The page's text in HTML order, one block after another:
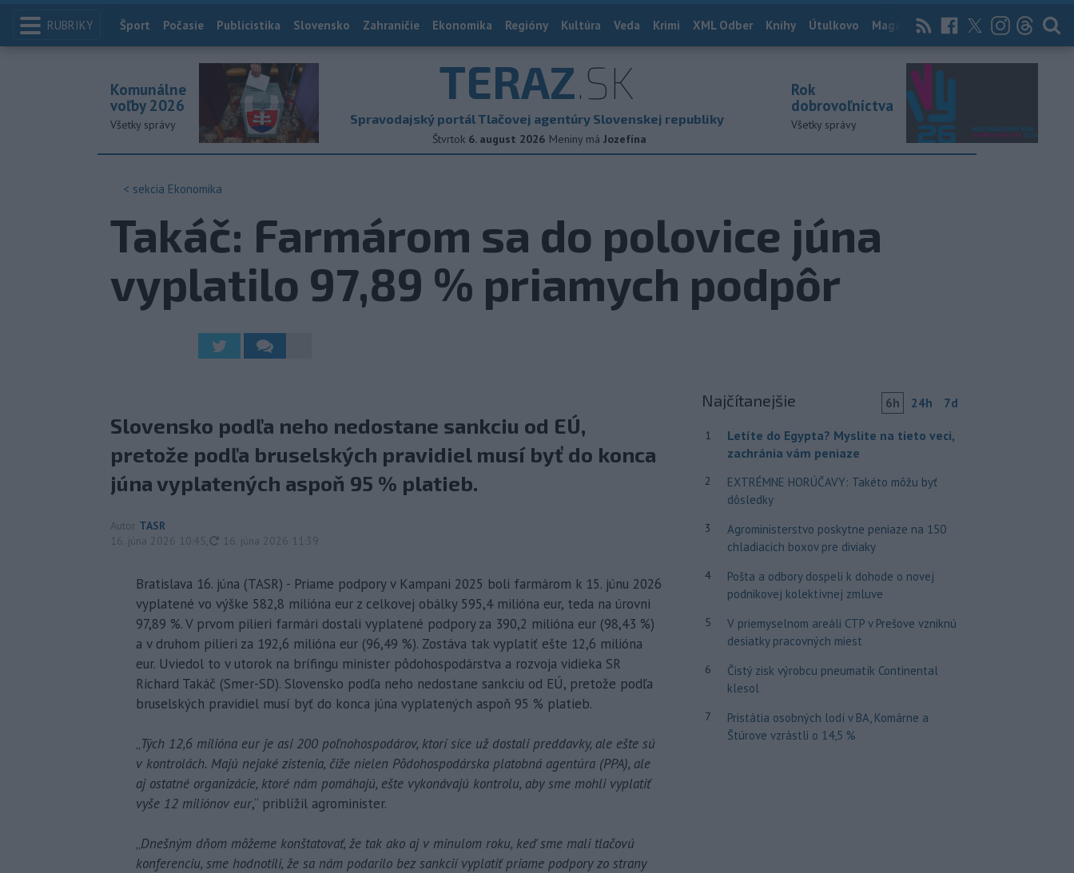
RUBRIKY Index
Šport Počasie Publicistika Slovensko Zahraničie Ekonomika Regióny Kultúra Veda Krimi XML Odber Knihy Útulkovo Magazín News Now Archív
TERAZ.SK
Spravodajský portál Tlačovej agentúry Slovenskej republiky
Štvrtok 6. august 2026 Meniny má Jozefína
Komunálne
voľby 2026
Všetky správy
Rok
dobrovoľníctva
Všetky správy
< sekcia Ekonomika
Takáč: Farmárom sa do polovice júna
vyplatilo 97,89 % priamych podpôr
Slovensko podľa neho nedostane sankciu od EÚ,
pretože podľa bruselských pravidiel musí byť do konca
júna vyplatených aspoň 95 % platieb.
Autor TASR
16. júna 2026 10:45
aktualizované
16. júna 2026 11:39
Bratislava 16. júna (TASR) - Priame podpory v Kampani 2025 boli farmárom k 15. júnu 2026
vyplatené vo výške 582,8 milióna eur z celkovej obálky 595,4 milióna eur, teda na úrovni
97,89 %. V prvom pilieri farmári dostali vyplatené podpory za 390,2 milióna eur (98,43 %)
a v druhom pilieri za 192,6 milióna eur (96,49 %). Zostáva tak vyplatiť ešte 12,6 milióna
eur. Uviedol to v utorok na brífingu minister pôdohospodárstva a rozvoja vidieka SR
Richard Takáč (Smer-SD). Slovensko podľa neho nedostane sankciu od EÚ, pretože podľa
bruselských pravidiel musí byť do konca júna vyplatených aspoň 95 % platieb.
„Tých 12,6 milióna eur je asi 200 poľnohospodárov, ktorí síce už dostali preddavky, ale ešte sú
v kontrolách. Majú nejaké zistenia, čiže nielen Pôdohospodárska platobná agentúra (PPA), ale
aj ostatné organizácie, ktoré nám pomáhajú, ešte vykonávajú kontrolu, aby sme mohli vyplatiť
vyše 12 miliónov eur,“ priblížil agrominister.
„Dnešným dňom môžeme konštatovať, že tak ako aj v minulom roku, keď sme mali tlačovú
konferenciu, sme hodnotili, že sa nám podarilo bez sankcií vyplatiť priame podpory zo strany
Najčítanejšie 6h 24h 7d
1
Letíte do Egypta? Myslite na tieto veci,
zachránia vám peniaze
2
EXTRÉMNE HORÚČAVY: Takéto môžu byť
dôsledky
3
Agroministerstvo poskytne peniaze na 150
chladiacich boxov pre diviaky
4
Pošta a odbory dospeli k dohode o novej
podnikovej kolektívnej zmluve
5
V priemyselnom areáli CTP v Prešove vzniknú
desiatky pracovných miest
6
Čistý zisk výrobcu pneumatík Continental
klesol
7
Pristátia osobných lodí v BA, Komárne a
Štúrove vzrástli o 14,5 %